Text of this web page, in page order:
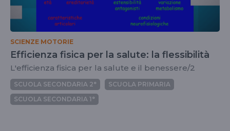
SCIENZE MOTORIE
Efficienza fisica per la salute: la flessibilità
L'efficienza fisica per la salute e il benessere/2
SCUOLA SECONDARIA 2°
SCUOLA PRIMARIA
SCUOLA SECONDARIA 1°